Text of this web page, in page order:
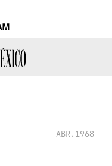
ABR.1968